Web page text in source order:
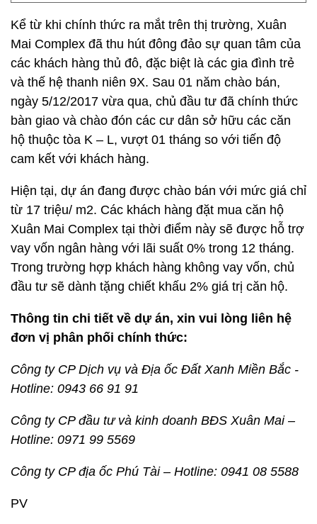
Kể từ khi chính thức ra mắt trên thị trường, Xuân
Mai Complex đã thu hút đông đảo sự quan tâm của
các khách hàng thủ đô, đặc biệt là các gia đình trẻ
và thế hệ thanh niên 9X. Sau 01 năm chào bán,
ngày 5/12/2017 vừa qua, chủ đầu tư đã chính thức
bàn giao và chào đón các cư dân sở hữu các căn
hộ thuộc tòa K – L, vượt 01 tháng so với tiến độ
cam kết với khách hàng.
Hiện tại, dự án đang được chào bán với mức giá chỉ
từ 17 triệu/ m2. Các khách hàng đặt mua căn hộ
Xuân Mai Complex tại thời điểm này sẽ được hỗ trợ
vay vốn ngân hàng với lãi suất 0% trong 12 tháng.
Trong trường hợp khách hàng không vay vốn, chủ
đầu tư sẽ dành tặng chiết khấu 2% giá trị căn hộ.
Thông tin chi tiết về dự án, xin vui lòng liên hệ
đơn vị phân phối chính thức:
Công ty CP Dịch vụ và Địa ốc Đất Xanh Miền Bắc -
Hotline: 0943 66 91 91
Công ty CP đầu tư và kinh doanh BĐS Xuân Mai –
Hotline: 0971 99 5569
Công ty CP địa ốc Phú Tài – Hotline: 0941 08 5588
PV